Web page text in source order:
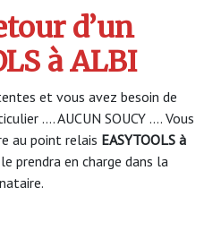
d’un
à ALBI
et vous avez besoin de
…. AUCUN SOUCY …. Vous
au point relais EASYTOOLS à
prendra en charge dans la